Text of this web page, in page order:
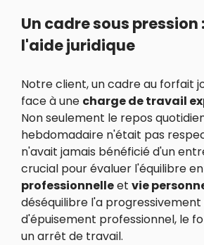
Un cadre sous pression
l'aide juridique
Notre client, un cadre au forfait
face à une charge de travail
Non seulement le repos
hebdomadaire n'était pas
n'avait jamais bénéficié d'un
crucial pour évaluer l'équilibre
professionnelleet vie
déséquilibre l'a
d'épuisement professionnel, le
un arrêt de travail.